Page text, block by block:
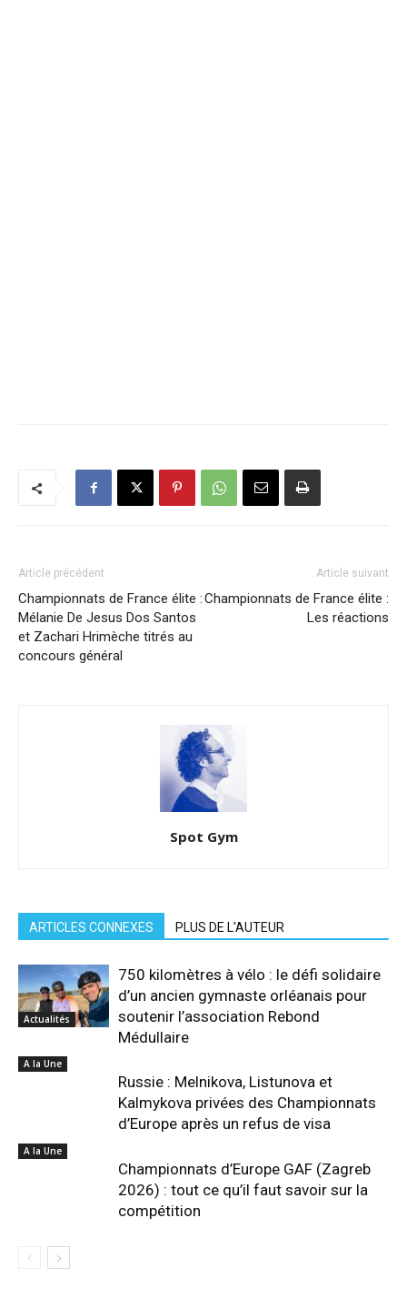
Article précédent
Championnats de France élite :
Mélanie De Jesus Dos Santos
et Zachari Hrimèche titrés au
concours général
Article suivant
Championnats de France élite :
Les réactions
Spot Gym
ARTICLES CONNEXES PLUS DE L'AUTEUR
Actualités
750 kilomètres à vélo : le défi solidaire
d’un ancien gymnaste orléanais pour
soutenir l’association Rebond
Médullaire
A la Une
Russie : Melnikova, Listunova et
Kalmykova privées des Championnats
d’Europe après un refus de visa
A la Une
Championnats d’Europe GAF (Zagreb
2026) : tout ce qu’il faut savoir sur la
compétition